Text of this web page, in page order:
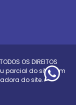
OS DIREITOS
parcial do site, sem
do site.